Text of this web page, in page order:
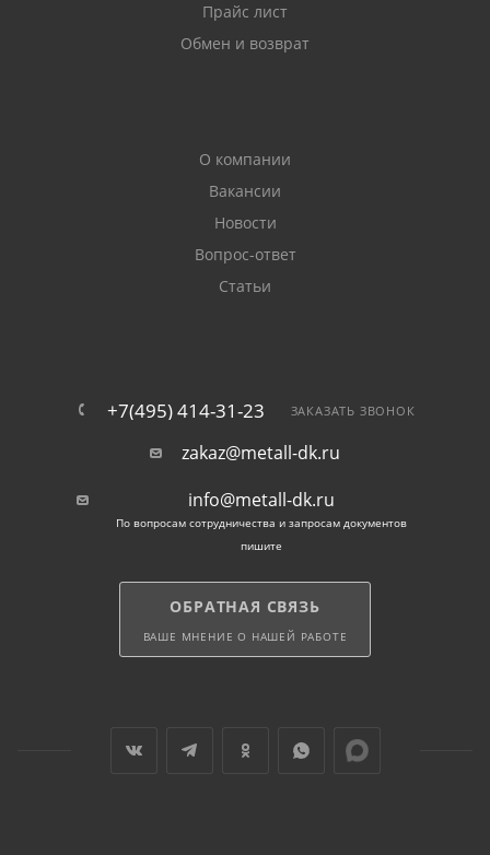
Прайс лист
Обмен и возврат
О компании
Вакансии
Новости
Вопрос-ответ
Статьи
+7(495) 414-31-23 ЗАКАЗАТЬ ЗВОНОК
zakaz@metall-dk.ru
info@metall-dk.ru
По вопросам сотрудничества и запросам документов
пишите
ОБРАТНАЯ СВЯЗЬ
ВАШЕ МНЕНИЕ О НАШЕЙ РАБОТЕ